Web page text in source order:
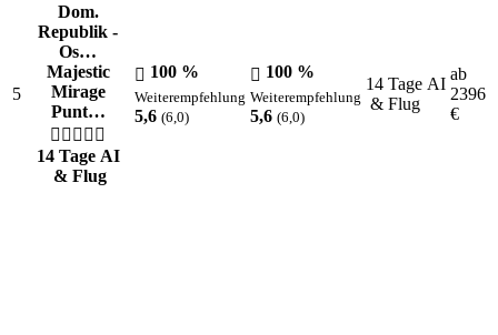
5
Dom.
Republik -
Os…
Majestic
Mirage
Punt…
14 Tage AI
& Flug
100 %
Weiterempfehlung
5,6 (6,0)
100 %
Weiterempfehlung
5,6 (6,0)
14 Tage AI
& Flug
ab
2396
€